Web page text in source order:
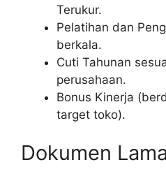
Terukur.
Pelatihan dan
berkala.
Cuti Tahunan
perusahaan.
Bonus Kinerja
target toko).
Dokumen